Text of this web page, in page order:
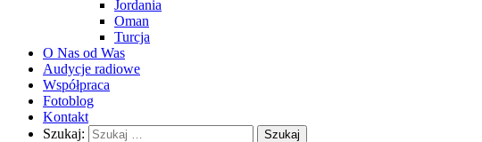
Jordania
Oman
Turcja
O Nas od Was
Audycje radiowe
Współpraca
Fotoblog
Kontakt
Szukaj: